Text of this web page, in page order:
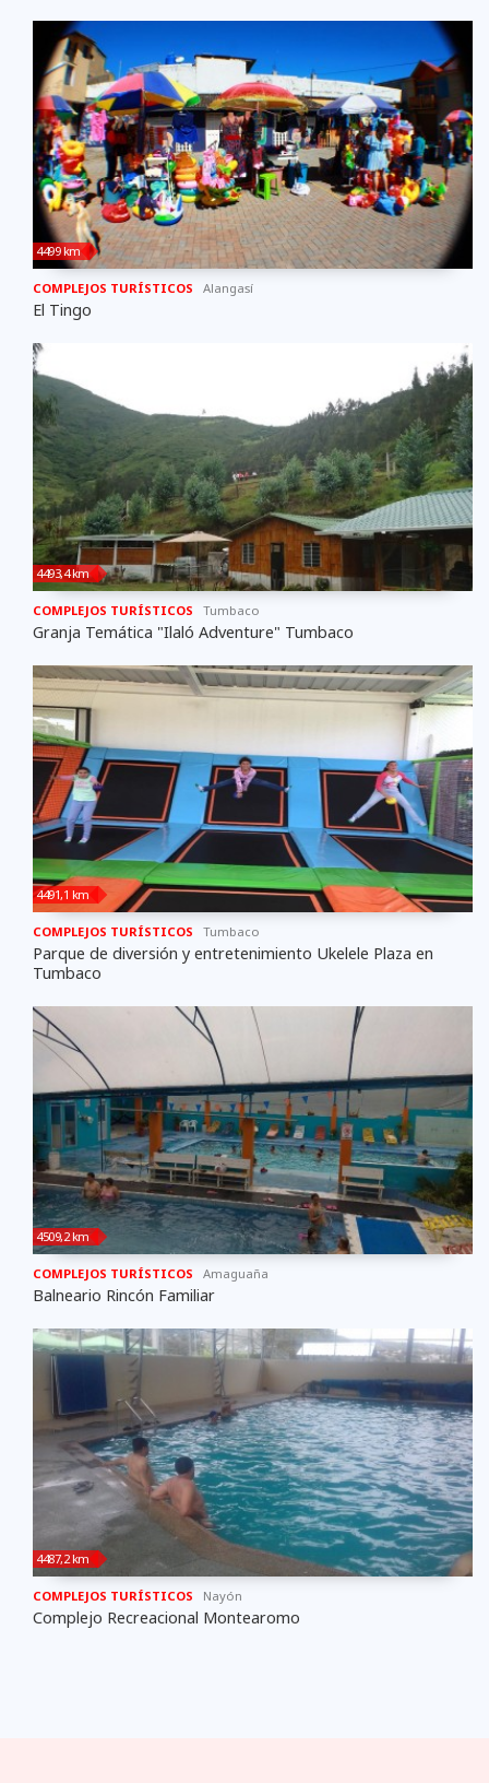
4499 km
COMPLEJOS TURÍSTICOS Alangasí
El Tingo
4493,4 km
COMPLEJOS TURÍSTICOS Tumbaco
Granja Temática "Ilaló Adventure" Tumbaco
4491,1 km
COMPLEJOS TURÍSTICOS Tumbaco
Parque de diversión y entretenimiento Ukelele Plaza en
Tumbaco
4509,2 km
COMPLEJOS TURÍSTICOS Amaguaña
Balneario Rincón Familiar
4487,2 km
COMPLEJOS TURÍSTICOS Nayón
Complejo Recreacional Montearomo